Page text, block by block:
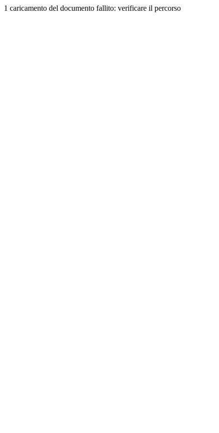
1 caricamento del documento fallito: verificare il percorso